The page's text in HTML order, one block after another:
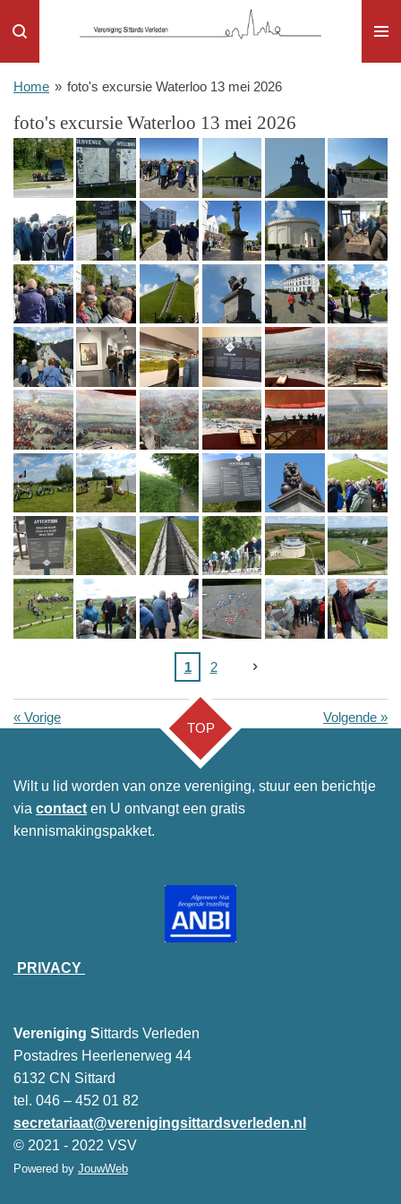
direct
naar
de
Home » foto's excursie Waterloo 13 mei 2026
foto's excursie Waterloo 13 mei 2026
1 2
« Vorige Volgende »
TOP
Wilt u lid worden van onze vereniging, stuur een berichtje
via contact en U ontvangt een gratis
kennismakingspakket.
PRIVACY
Vereniging Sittards Verleden
Postadres Heerlenerweg 44
6132 CN Sittard
tel. 046 – 452 01 82
secretariaat@verenigingsittardsverleden.nl
© 2021 - 2022 VSV
Powered by JouwWeb